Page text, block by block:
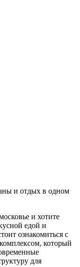
и отдых в одном
и хотите
едой и
ознакомиться с
который
для